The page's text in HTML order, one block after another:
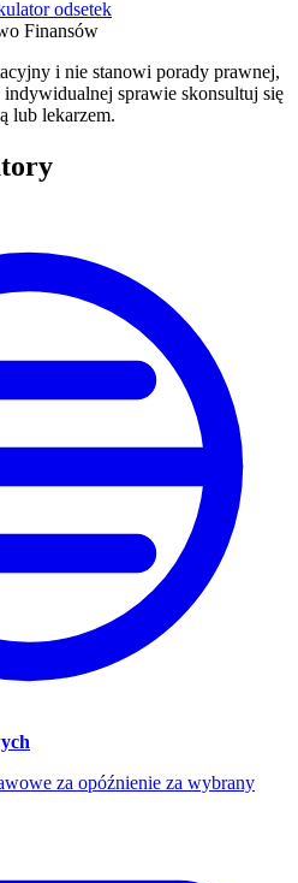
odsetek
Finansów
i nie stanowi porady prawnej,
sprawie skonsultuj się
lub lekarzem.
za opóźnienie za wybrany